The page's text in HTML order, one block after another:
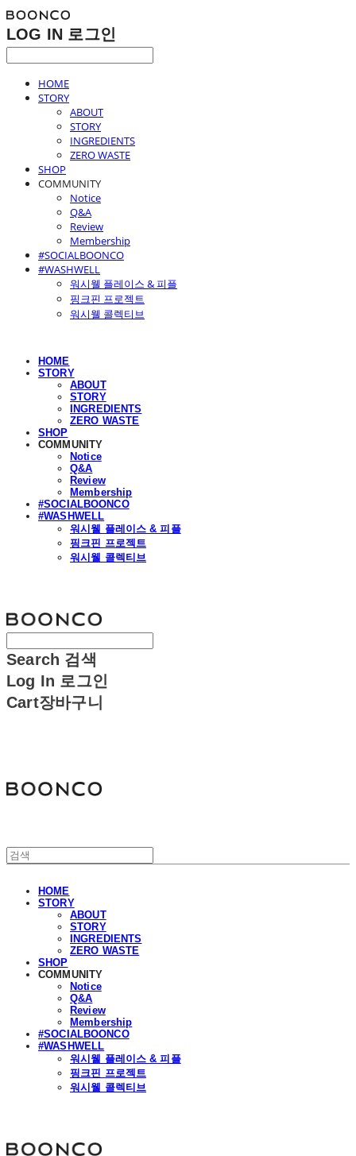
LOG IN 로그인
HOME
STORY
ABOUT
STORY
INGREDIENTS
ZERO WASTE
SHOP
COMMUNITY
Notice
Q&A
Review
Membership
#SOCIALBOONCO
#WASHWELL
워시웰 플레이스 & 피플
핑크핀 프로젝트
워시웰 콜렉티브
HOME
STORY
ABOUT
STORY
INGREDIENTS
ZERO WASTE
SHOP
COMMUNITY
Notice
Q&A
Review
Membership
#SOCIALBOONCO
#WASHWELL
워시웰 플레이스 & 피플
핑크핀 프로젝트
워시웰 콜렉티브
Search 검색
Log In 로그인
Cart장바구니
HOME
STORY
ABOUT
STORY
INGREDIENTS
ZERO WASTE
SHOP
COMMUNITY
Notice
Q&A
Review
Membership
#SOCIALBOONCO
#WASHWELL
워시웰 플레이스 & 피플
핑크핀 프로젝트
워시웰 콜렉티브